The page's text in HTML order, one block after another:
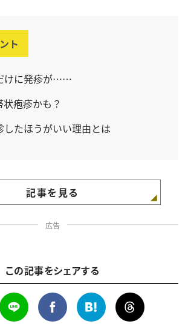
ト
けに発疹が……
疱疹かも？
したほうがいい理由とは
記事を見る
広告
この記事をシェアする